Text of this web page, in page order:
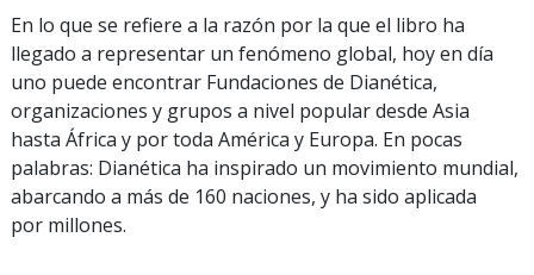
En lo que se refiere a la razón por la que el libro ha
llegado a representar un fenómeno global, hoy en día
uno puede encontrar Fundaciones de Dianética,
organizaciones y grupos a nivel popular desde Asia
hasta África y por toda América y Europa. En pocas
palabras: Dianética ha inspirado un movimiento mundial,
abarcando a más de 160 naciones, y ha sido aplicada
por millones.